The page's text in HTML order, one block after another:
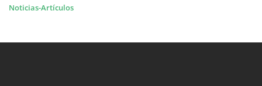
Noticias-Artículos